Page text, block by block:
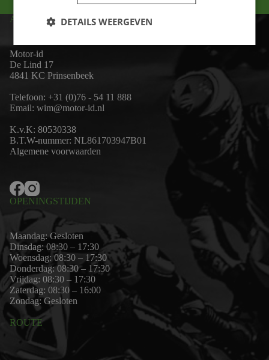
ADRES
Motor-id
De Lind 17
4841 KC Prinsenbeek
Telefoon: +31 (0)76 - 54 11 888
Email: wim@motor-id.nl
K.v.K: 80530338
B.T.W-nummer: NL861703947B01
Algemene voorwaarden
OPENINGSTIJDEN
Maandag: Gesloten
Dinsdag: 08:30 – 17:30
Woensdag: 08:30 – 17:30
Donderdag: 08:30 – 17:30
Vrijdag: 08:30 – 17:30
Zaterdag: 08:30 – 16:00
Zondag: Gesloten
ROUTE
DETAILS WEERGEVEN